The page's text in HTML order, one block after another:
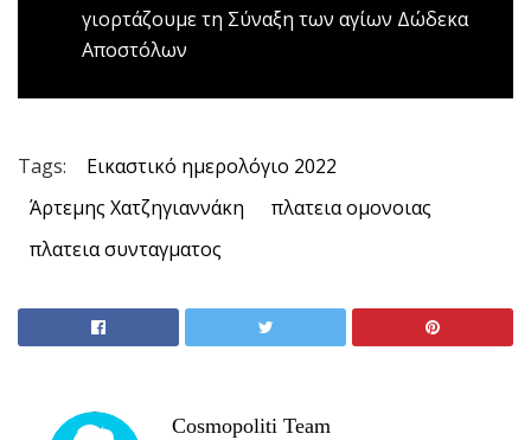
γιορτάζουμε τη Σύναξη των αγίων Δώδεκα
Αποστόλων
Tags:
Eικαστικό ημερολόγιο 2022
Άρτεμης Χατζηγιαννάκη
πλατεια ομονοιας
πλατεια συνταγματος
Cosmopoliti Team